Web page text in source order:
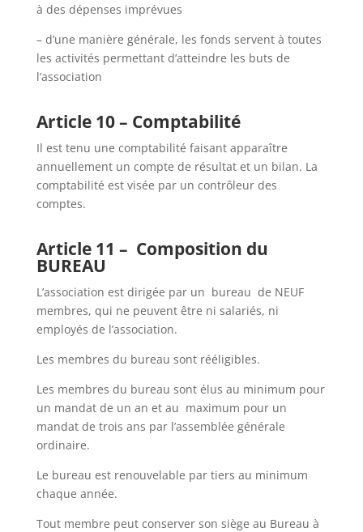
à des dépenses imprévues
– d’une manière générale, les fonds servent à toutes
les activités permettant d’atteindre les buts de
l’association
Article 10 – Comptabilité
Il est tenu une comptabilité faisant apparaître
annuellement un compte de résultat et un bilan. La
comptabilité est visée par un contrôleur des
comptes.
Article 11 – Composition du
BUREAU
L’association est dirigée par un bureau de NEUF
membres, qui ne peuvent être ni salariés, ni
employés de l’association.
Les membres du bureau sont rééligibles.
Les membres du bureau sont élus au minimum pour
un mandat de un an et au maximum pour un
mandat de trois ans par l’assemblée générale
ordinaire.
Le bureau est renouvelable par tiers au minimum
chaque année.
Tout membre peut conserver son siège au Bureau à